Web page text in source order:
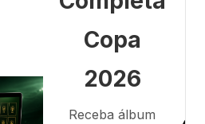
Copa
2026
Receba álbum